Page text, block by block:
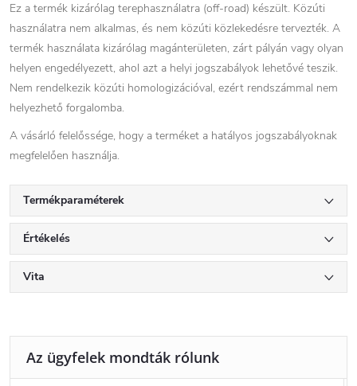
Ez a termék kizárólag terephasználatra (off-road) készült. Közúti
használatra nem alkalmas, és nem közúti közlekedésre tervezték. A
termék használata kizárólag magánterületen, zárt pályán vagy olyan
helyen engedélyezett, ahol azt a helyi jogszabályok lehetővé teszik.
Nem rendelkezik közúti homologizációval, ezért rendszámmal nem
helyezhető forgalomba.
A vásárló felelőssége, hogy a terméket a hatályos jogszabályoknak
megfelelően használja.
Termékparaméterek
Értékelés
Vita